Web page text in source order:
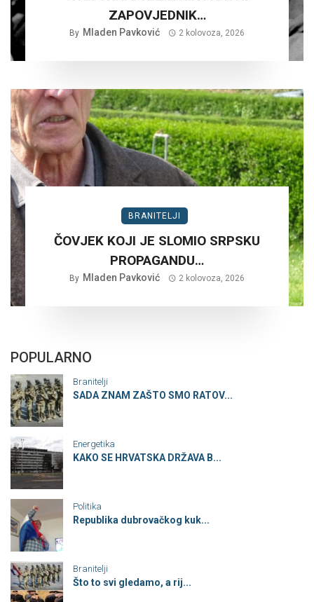
ZAPOVJEDNIK…
By Mladen Pavković 2 kolovoza, 2026
BRANITELJI
ČOVJEK KOJI JE SLOMIO SRPSKU
PROPAGANDU…
By Mladen Pavković 2 kolovoza, 2026
POPULARNO
Branitelji
SADA ZNAM ZAŠTO SMO RATOV...
Energetika
KAKO SE HRVATSKA DRŽAVA B...
Politika
Republika dubrovačkog kuk...
Branitelji
Što to svi gledamo, a rij...